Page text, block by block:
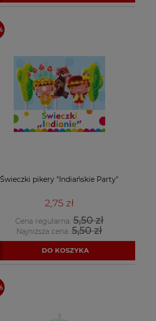
Świeczki pikery "Indiańskie Party"
2,75 zł
Cena regularna:5,50 zł
Najniższa cena: 5,50 zł
DO KOSZYKA